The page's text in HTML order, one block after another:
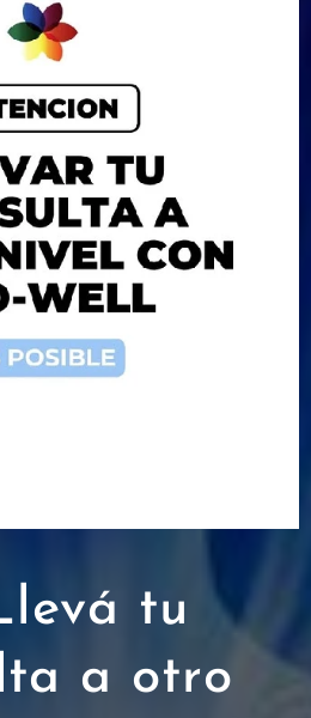
tu
a otro